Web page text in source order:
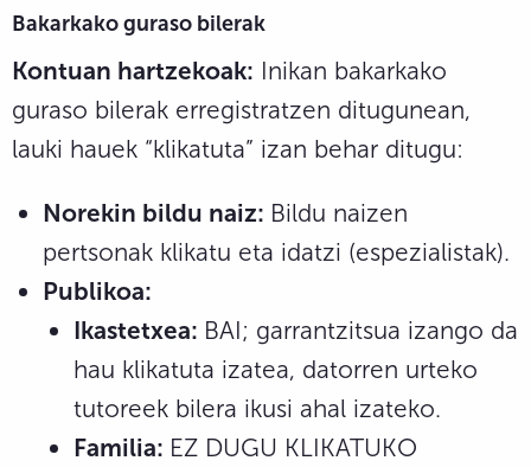
Bakarkako guraso bilerak
Kontuan hartzekoak: Inikan bakarkako
guraso bilerak erregistratzen ditugunean,
lauki hauek “klikatuta” izan behar ditugu:
Norekin bildu naiz: Bildu naizen
pertsonak klikatu eta idatzi (espezialistak).
Publikoa:
Ikastetxea: BAI; garrantzitsua izango da
hau klikatuta izatea, datorren urteko
tutoreek bilera ikusi ahal izateko.
Familia: EZ DUGU KLIKATUKO